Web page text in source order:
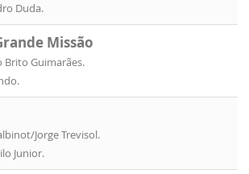
Duda.
Missão
Brito Guimarães.
Jorge Trevisol.
Junior.